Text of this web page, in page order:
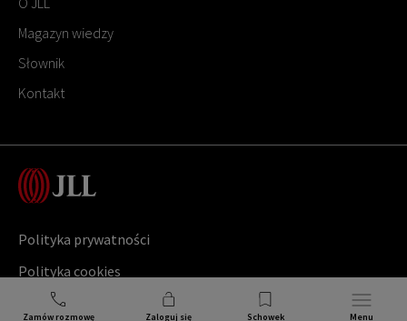
Zamów rozmowę Zaloguj się Schowek Menu
Magazyn wiedzy
Słownik
Kontakt
Copyright © Jones Lang LaSalle
Polityka prywatności
Polityka cookies